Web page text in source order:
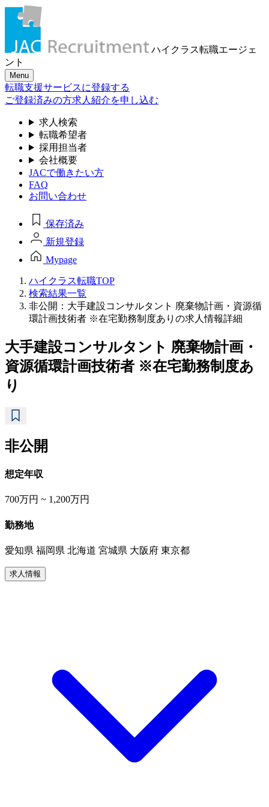
ハイクラス転職エージェ
ント
Menu
転職支援サービスに登録する
ご登録済みの方求人紹介を申し込む
求人検索
転職希望者
採用担当者
会社概要
JACで働きたい方
FAQ
お問い合わせ
保存済み
新規登録
Mypage
ハイクラス転職TOP
検索結果一覧
非公開：大手建設コンサルタント 廃棄物計画・資源循
環計画技術者 ※在宅勤務制度ありの求人情報詳細
大手建設コンサルタント 廃棄物計画・
資源循環計画技術者 ※在宅勤務制度あ
り
非公開
想定年収
700万円 ~ 1,200万円
勤務地
愛知県 福岡県 北海道 宮城県 大阪府 東京都
求人情報